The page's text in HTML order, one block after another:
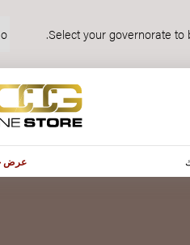
Select your governorate to
عرض